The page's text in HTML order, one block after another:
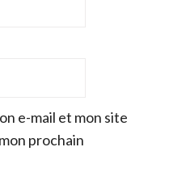
e-mail et mon site
prochain